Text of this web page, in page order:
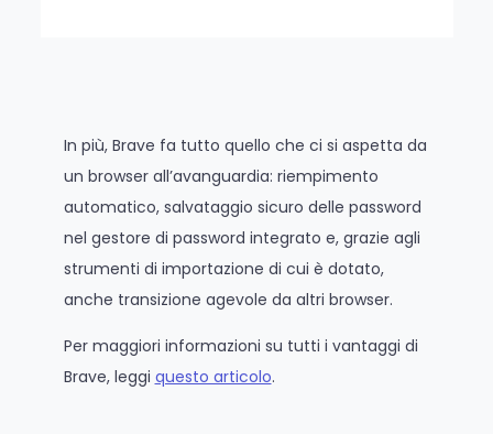
In più, Brave fa tutto quello che ci si aspetta da
un browser all’avanguardia: riempimento
automatico, salvataggio sicuro delle password
nel gestore di password integrato e, grazie agli
strumenti di importazione di cui è dotato,
anche transizione agevole da altri browser.
Per maggiori informazioni su tutti i vantaggi di
Brave, leggi questo articolo.